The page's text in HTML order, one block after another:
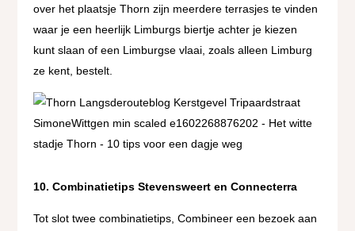
over het plaatsje Thorn zijn meerdere terrasjes te vinden
waar je een heerlijk Limburgs biertje achter je kiezen
kunt slaan of een Limburgse vlaai, zoals alleen Limburg
ze kent, bestelt.
10. Combinatietips Stevensweert en Connecterra
Tot slot twee combinatietips, Combineer een bezoek aan